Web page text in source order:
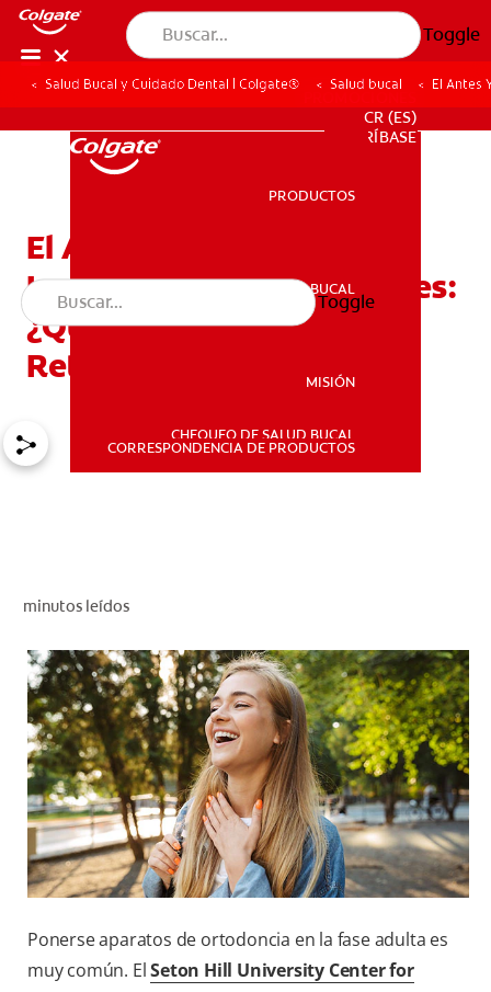
Toggle
SALUD BUCAL
CR (ES)
SUSCRÍBASE
CR (ES)
SUSCRÍBASE
PRODUCTOS
SALUD BUCAL
MISIÓN
CHEQUEO DE SALUD BUCAL
CORRESPONDENCIA DE PRODUCTOS
Toggle
Salud Bucal y Cuidado Dental | Colgate® Salud bucal El Antes
El Antes Y El Después De
Los Aparatos Permanentes:
¿Qué Esperar Después De
Retirarlos?
minutos leídos
Ponerse aparatos de ortodoncia en la fase adulta es
muy común. ElSeton Hill University Center for